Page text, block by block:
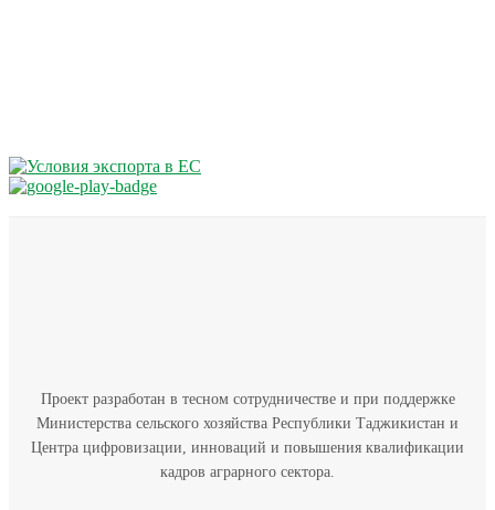
Проект разработан в тесном сотрудничестве и при поддержке
Министерства сельского хозяйства Республики Таджикистан и
Центра цифровизации, инноваций и повышения квалификации
кадров аграрного сектора.